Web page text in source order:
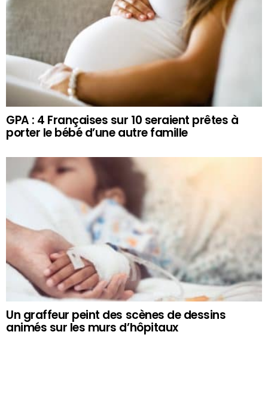
GPA : 4 Françaises sur 10 seraient prêtes à
porter le bébé d’une autre famille
Un graffeur peint des scènes de dessins
animés sur les murs d’hôpitaux